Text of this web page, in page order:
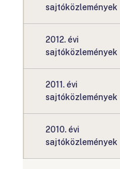
sajtóközlemények
2012. évi
sajtóközlemények
2011. évi
sajtóközlemények
2010. évi
sajtóközlemények